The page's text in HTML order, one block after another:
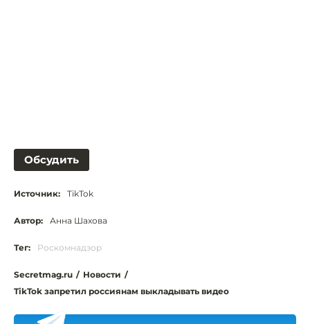
Обсудить
Источник: TikTok
Автор: Анна Шахова
Тег: Роскомнадзор
Secretmag.ru / Новости /
TikTok запретил россиянам выкладывать видео